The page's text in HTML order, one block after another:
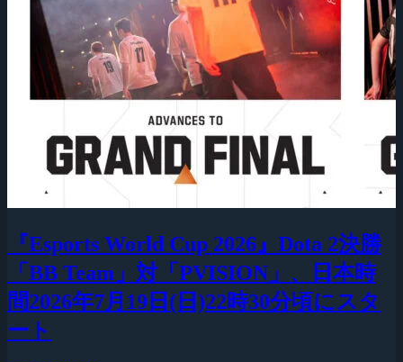
『Esports World Cup 2026』Dota 2決勝
「BB Team」対「PVISION」、日本時
間2026年7月19日(日)22時30分頃にスタ
ート